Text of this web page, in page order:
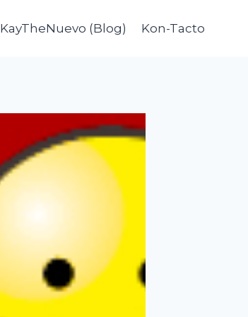
KayTheNuevo (Blog) Kon-Tacto